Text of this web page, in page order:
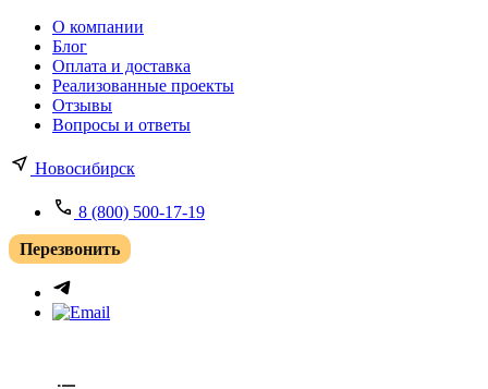
О компании
Блог
Оплата и доставка
Реализованные проекты
Отзывы
Вопросы и ответы
Новосибирск
8 (800) 500-17-19
Перезвонить